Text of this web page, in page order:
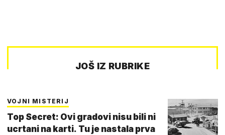
JOŠ IZ RUBRIKE
VOJNI MISTERIJ
Top Secret: Ovi gradovi nisu bili ni
ucrtani na karti. Tu je nastala prva